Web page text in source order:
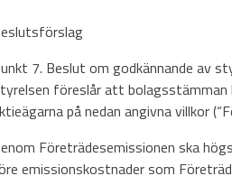
7. Beslut om godkännande av
föreslår att
på nedan angivna villkor
Företrädesemissionen ska
emissionskostnader som